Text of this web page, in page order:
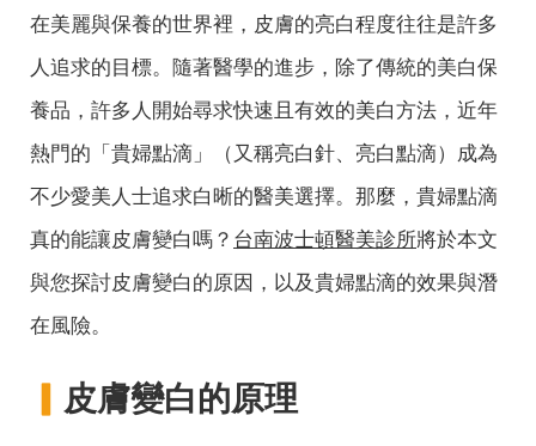
在美麗與保養的世界裡，皮膚的亮白程度往往是許多
人追求的目標。隨著醫學的進步，除了傳統的美白保
養品，許多人開始尋求快速且有效的美白方法，近年
熱門的「貴婦點滴」（又稱亮白針、亮白點滴）成為
不少愛美人士追求白晰的醫美選擇。那麼，貴婦點滴
真的能讓皮膚變白嗎？ 台南波士頓醫美診所將於本文
與您探討皮膚變白的原因，以及貴婦點滴的效果與潛
在風險。
皮膚變白的原理